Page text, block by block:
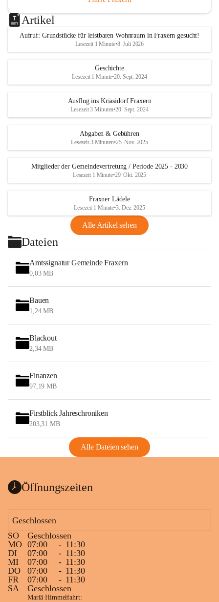
Artikel
Aufruf: Grundstücke für leistbaren Wohnraum in Fraxern gesucht!
Lesezeit 1 Minute•8. Juli 2026
Geschichte
Lesezeit 1 Minute•20. Sept. 2024
Ausflug ins Kriasidorf Fraxern
Lesezeit 3 Minuten•20. Sept. 2024
Abgaben & Gebühren
Lesezeit 3 Minuten•25. Nov. 2025
Mitglieder der Gemeindevertretung / Periode 2025 - 2030
Lesezeit 1 Minute•29. Okt. 2025
Fraxner Lädele
Lesezeit 1 Minute•3. Dez. 2025
Alle Artikel sehen
Dateien
Amtssignatur Gemeinde Fraxern
0,03 MB
Bauen
1,24 MB
Blackout
2,34 MB
Finanzen
97,19 MB
Firstblick Jahreschroniken
203,31 MB
Alle Dateien sehen
Öffnungszeiten
Geschlossen
SO
Geschlossen
MO 07:00 - 11:30
DI
07:00 - 11:30
MI
07:00 - 11:30
DO
07:00 - 11:30
FR
07:00 - 11:30
SA
Geschlossen
Mariä Himmelfahrt: